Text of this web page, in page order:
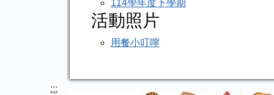
114學年度下學期
活動照片
用餐小叮嚀
:::